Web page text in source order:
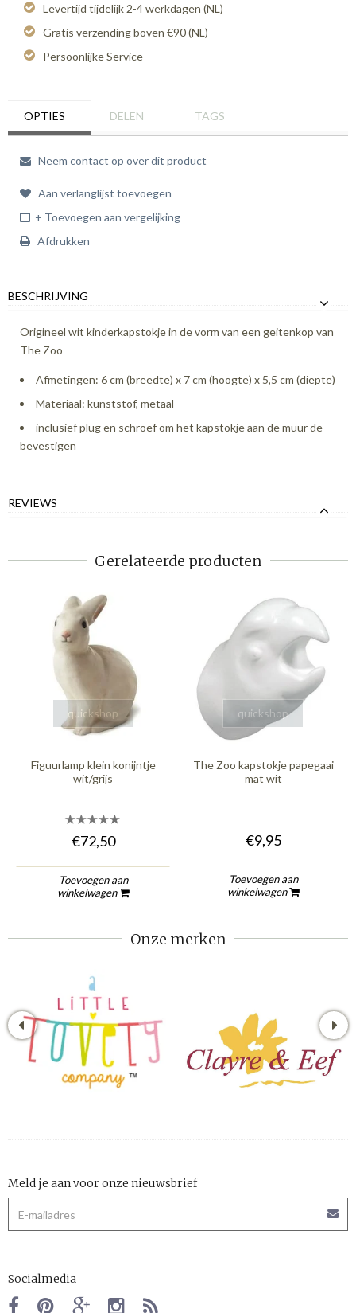
Levertijd tijdelijk 2-4 werkdagen (NL)
Gratis verzending boven €90 (NL)
Persoonlijke Service
OPTIES DELEN TAGS
Neem contact op over dit product
Aan verlanglijst toevoegen
+ Toevoegen aan vergelijking
Afdrukken
BESCHRIJVING
Origineel wit kinderkapstokje in de vorm van een geitenkop van
The Zoo
Afmetingen: 6 cm (breedte) x 7 cm (hoogte) x 5,5 cm (diepte)
Materiaal: kunststof, metaal
inclusief plug en schroef om het kapstokje aan de muur de
bevestigen
REVIEWS
Gerelateerde producten
quickshop
Figuurlamp klein konijntje
wit/grijs
€72,50
Toevoegen aan
winkelwagen
quickshop
The Zoo kapstokje papegaai
mat wit
€9,95
Toevoegen aan
winkelwagen
Onze merken
Meld je aan voor onze nieuwsbrief
Socialmedia